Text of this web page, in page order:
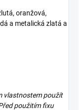
oranžová,
a metalická zlatá a
vlastnostem použít
použitím fixu